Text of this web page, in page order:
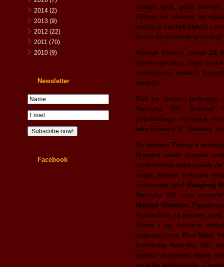
swego ojca, gdyż Henryk
Fitzroy był obecny na
wszyscy zaczęli klękać i
Annie tej ostatniej przysługi.
Henryk Fitzroy zmarł22
wyniku gruźlicy. Jego
okolicznosci śmierci,
okreslić.
Rok po śmierci
Henryka VIII, Joanna
prawowitego następcę
jako Edward VI. Niestety,
Po śmierci Fitzroy’a
Howard miała szanse
okoliczności wskazywały
nagła śmierć położyła
zachowała tytuł Księżnej
Henryka VIII oraz
Madge Shelton.
Howardów, na pewien
Maria i jej rodzina
wypuszczono. Brat Marii,
kochanką Henryka VIII,
wpływ i przynieść sławę
na takie traktowanie.
2014 (2)
2013 (9)
2012 (22)
2011 (70)
2010 (9)
Newsletter
Facebook